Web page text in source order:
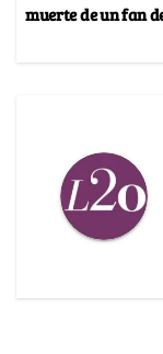
muerte de un fan